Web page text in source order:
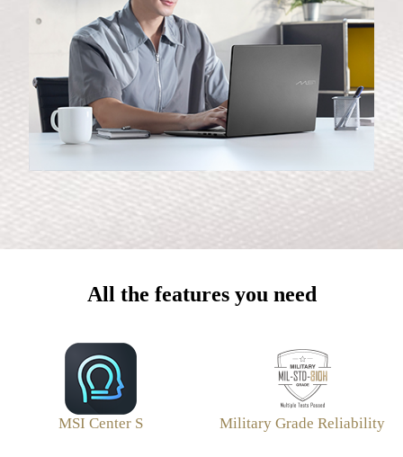
All the features you need
MSI Center S Military Grade Reliability